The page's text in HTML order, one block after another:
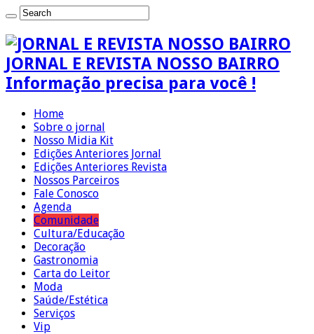
JORNAL E REVISTA NOSSO BAIRRO
Informação precisa para você !
Home
Sobre o jornal
Nosso Midia Kit
Edições Anteriores Jornal
Edições Anteriores Revista
Nossos Parceiros
Fale Conosco
Agenda
Comunidade
Cultura/Educação
Decoração
Gastronomia
Carta do Leitor
Moda
Saúde/Estética
Serviços
Vip